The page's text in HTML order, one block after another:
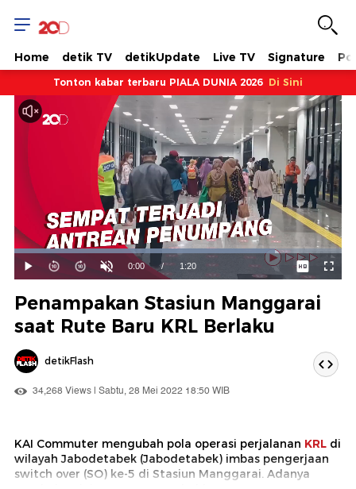
Home detik TV detikUpdate Live TV Signature
Tonton kabar terbaru PIALA DUNIA 2026 Di Sini
Mainkan
Suara
Hidup
Waktu
0:00 / Durasi
1:20
Dimuat:
79.56%
Penampakan Stasiun Manggarai
saat Rute Baru KRL Berlaku
detikFlash
34,268 Views | Sabtu, 28 Mei 2022 18:50 WIB
KAI Commuter mengubah pola operasi perjalanan KRL di
wilayah Jabodetabek (Jabodetabek) imbas pengerjaan
switch over (SO) ke-5 di Stasiun Manggarai. Adanya